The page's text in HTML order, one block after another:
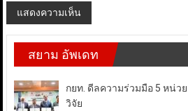
สยาม อัพเดท
กยท. ดีลความร่วมมือ 5 หน่ว
วิจัย